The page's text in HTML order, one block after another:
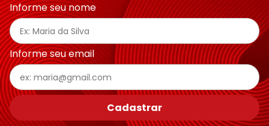
Informe seu nome
Informe seu email
Cadastrar